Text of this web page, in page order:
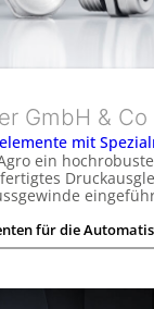
GmbH & Co
mit
ein
für die